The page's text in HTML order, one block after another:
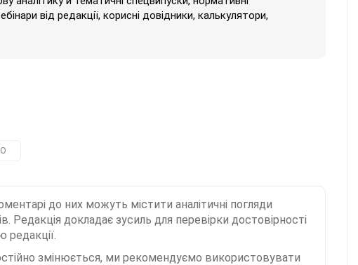
від редакції, корисні довідники, калькулятори,
до них можуть містити аналітичні погляди
Редакція докладає зусиль для перевірки достовірності
редакції.
змінюється, ми рекомендуємо використовувати